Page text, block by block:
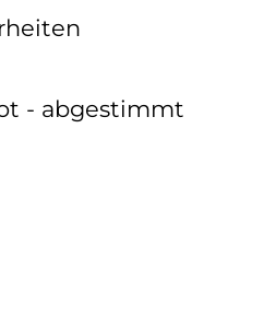
- abgestimmt